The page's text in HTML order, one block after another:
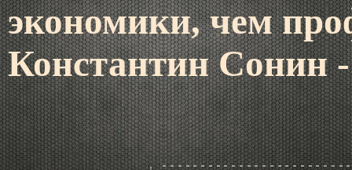
экономики, чем
Константин Сонин